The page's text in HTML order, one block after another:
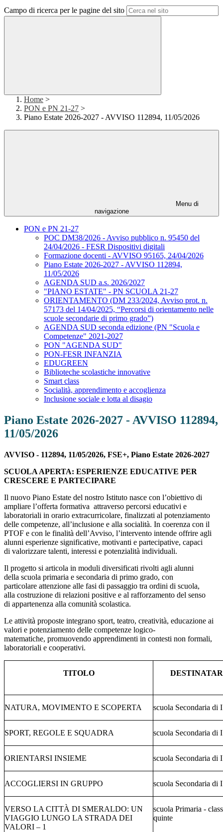
Campo di ricerca per le pagine del sito
Home >
PON e PN 21-27 >
Piano Estate 2026-2027 - AVVISO 112894, 11/05/2026
Menu di
navigazione
PON e PN 21-27
POC DM38/2026 - Avviso pubblico n. 95450 del
24/04/2026 - FESR Dispositivi digitali
Formazione docenti - AVVISO 95165, 24/04/2026
Piano Estate 2026-2027 - AVVISO 112894,
11/05/2026
AGENDA SUD a.s. 2026/2027
"PIANO ESTATE" - PN SCUOLA 21-27
ORIENTAMENTO (DM 233/2024, Avviso prot. n.
57173 del 14/04/2025, “Percorsi di orientamento nelle
scuole secondarie di primo grado”)
AGENDA SUD seconda edizione (PN "Scuola e
Competenze" 2021-2027
PON "AGENDA SUD"
PON-FESR INFANZIA
EDUGREEN
Biblioteche scolastiche innovative
Smart class
Socialità, apprendimento e accoglienza
Inclusione sociale e lotta al disagio
Piano Estate 2026-2027 - AVVISO 112894,
11/05/2026
AVVISO - 112894, 11/05/2026, FSE+, Piano Estate 2026-2027
SCUOLA APERTA: ESPERIENZE EDUCATIVE PER
CRESCERE E PARTECIPARE
Il nuovo Piano Estate del nostro Istituto nasce con l’obiettivo di
ampliare l’offerta formativa attraverso percorsi educativi e
laboratoriali in orario extracurricolare, finalizzati al potenziamento
delle competenze, all’inclusione e alla socialità. In coerenza con il
PTOF e con le finalità dell’Avviso, l’intervento intende offrire agli
alunni esperienze significative, motivanti e partecipative, capaci
di valorizzare talenti, interessi e potenzialità individuali.
Il progetto si articola in moduli diversificati rivolti agli alunni
della scuola primaria e secondaria di primo grado, con
particolare attenzione alle fasi di passaggio tra ordini di scuola,
alla costruzione di relazioni positive e al rafforzamento del senso
di appartenenza alla comunità scolastica.
Le attività proposte integrano sport, teatro, creatività, educazione ai
valori e potenziamento delle competenze logico-
matematiche, promuovendo apprendimenti in contesti non formali,
laboratoriali e cooperativi.
TITOLO
NATURA, MOVIMENTO E SCOPERTA scuola Secondaria di
SPORT, REGOLE E SQUADRA scuola Secondaria di
ORIENTARSI INSIEME scuola Secondaria di
ACCOGLIERSI IN GRUPPO scuola Secondaria di
VERSO LA CITTÀ DI SMERALDO: UN
VIAGGIO LUNGO LA STRADA DEI
VALORI – 1
scuola Primaria -
quinte